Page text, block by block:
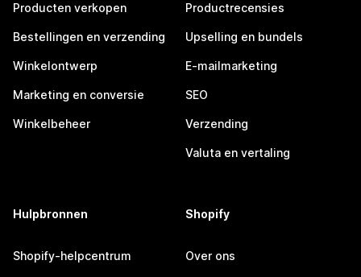
Producten verkopen
Bestellingen en verzending
Winkelontwerp
Marketing en conversie
Winkelbeheer
Productrecensies
Upselling en bundels
E-mailmarketing
SEO
Verzending
Valuta en vertaling
Hulpbronnen
Shopify-helpcentrum
Shopify
Over ons